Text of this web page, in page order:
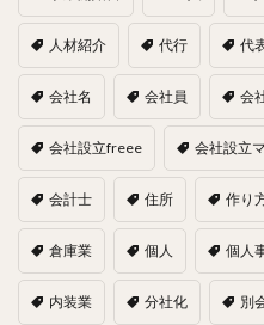
人材紹介 代行 代
会社名 会社員 会
会社設立freee 会社設立
会計士 住所 作り
倉庫業 個人 個人
内装業 分社化 別